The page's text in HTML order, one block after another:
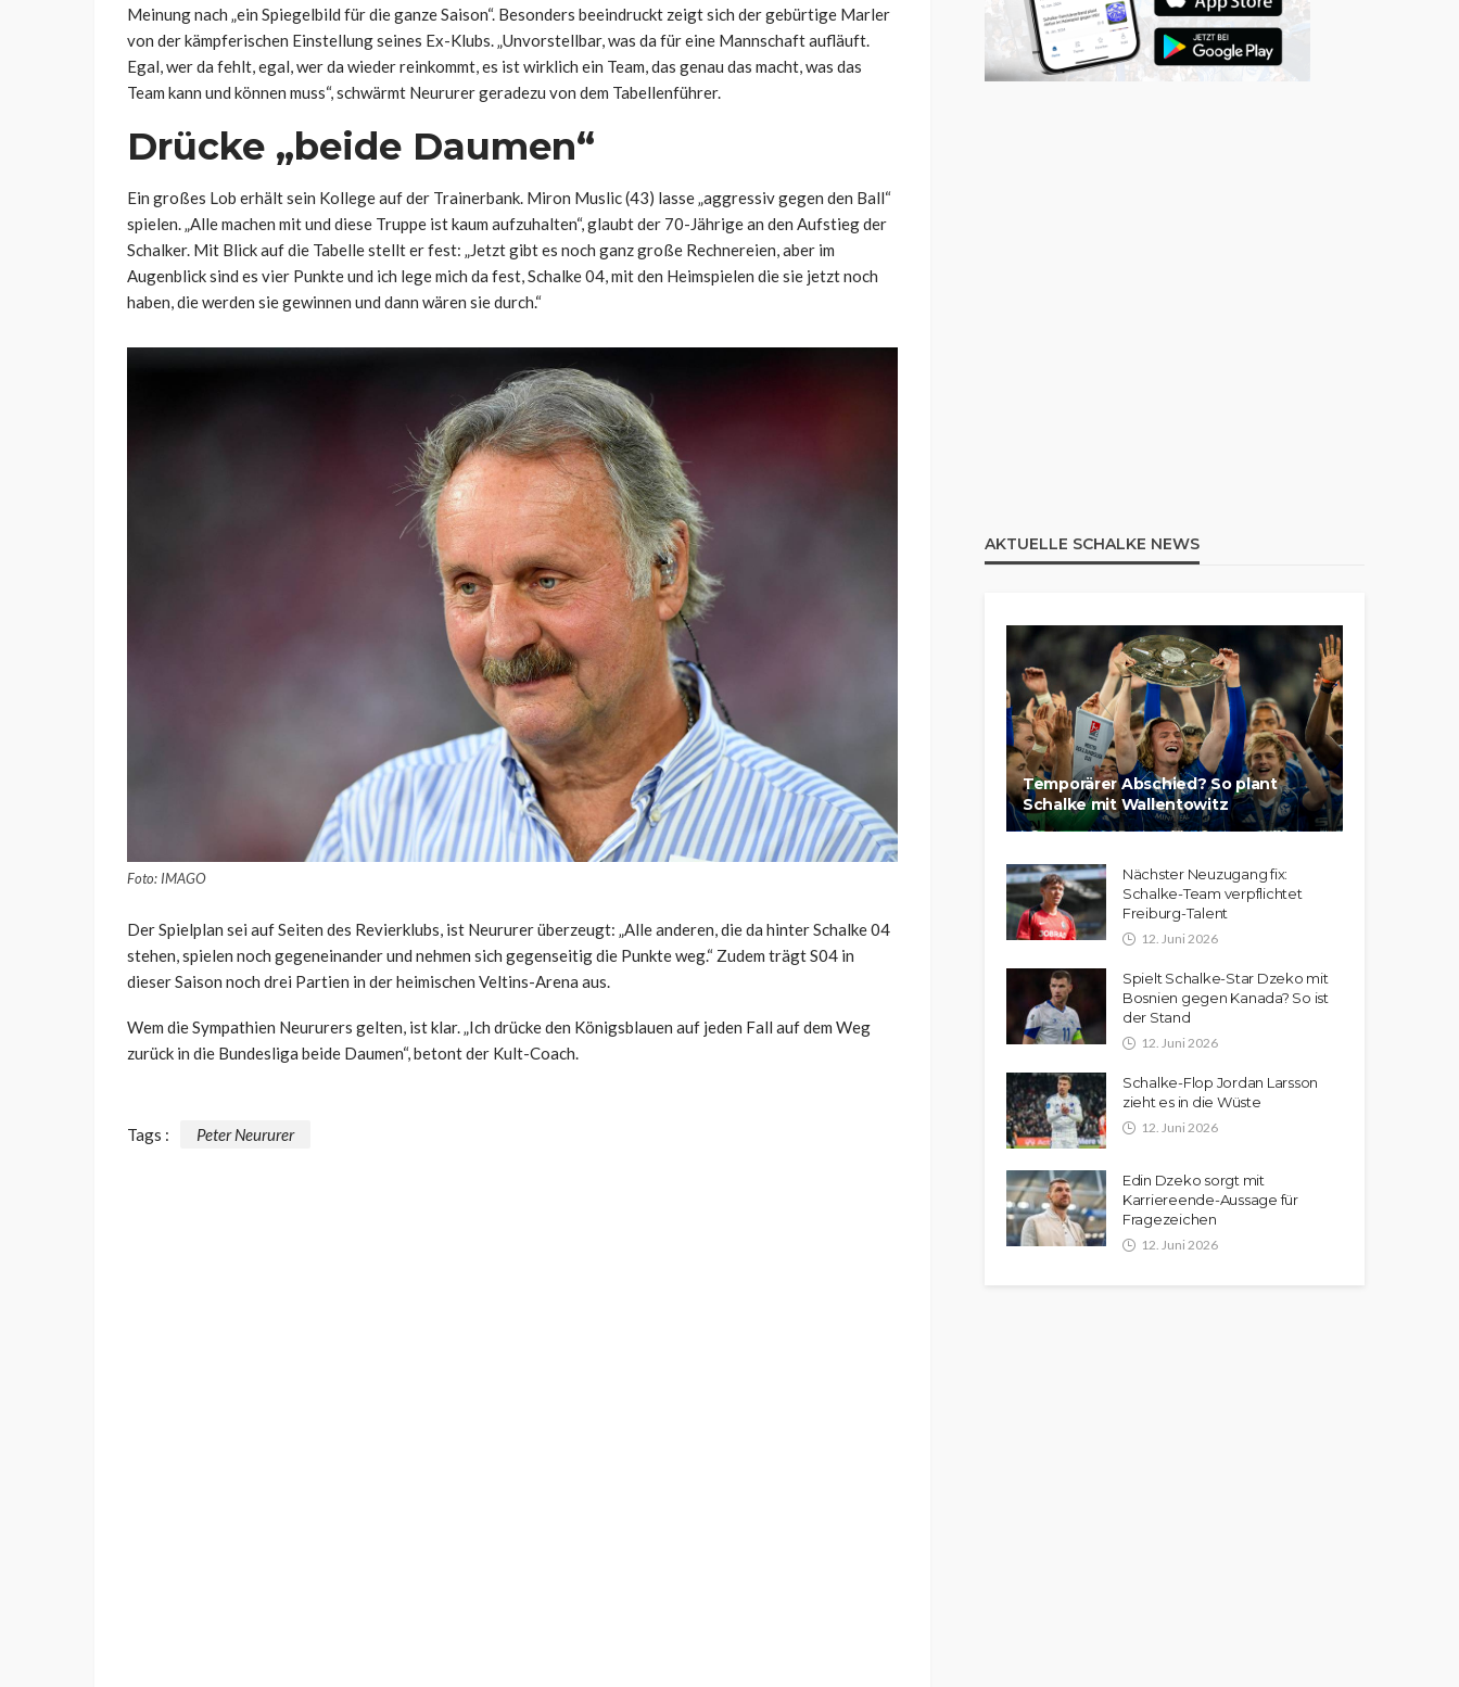
Meinung nach „ein Spiegelbild für die ganze Saison“. Besonders beeindruckt zeigt sich der gebürtige Marler
von der kämpferischen Einstellung seines Ex-Klubs. „Unvorstellbar, was da für eine Mannschaft aufläuft.
Egal, wer da fehlt, egal, wer da wieder reinkommt, es ist wirklich ein Team, das genau das macht, was das
Team kann und können muss“, schwärmt Neururer geradezu von dem Tabellenführer.
Drücke „beide Daumen“
Ein großes Lob erhält sein Kollege auf der Trainerbank. Miron Muslic (43) lasse „aggressiv gegen den Ball“
spielen. „Alle machen mit und diese Truppe ist kaum aufzuhalten“, glaubt der 70-Jährige an den Aufstieg der
Schalker. Mit Blick auf die Tabelle stellt er fest: „Jetzt gibt es noch ganz große Rechnereien, aber im
Augenblick sind es vier Punkte und ich lege mich da fest, Schalke 04, mit den Heimspielen die sie jetzt noch
haben, die werden sie gewinnen und dann wären sie durch.“
Foto: IMAGO
Der Spielplan sei auf Seiten des Revierklubs, ist Neururer überzeugt: „Alle anderen, die da hinter Schalke 04
stehen, spielen noch gegeneinander und nehmen sich gegenseitig die Punkte weg.“ Zudem trägt S04 in
dieser Saison noch drei Partien in der heimischen Veltins-Arena aus.
Wem die Sympathien Neururers gelten, ist klar. „Ich drücke den Königsblauen auf jeden Fall auf dem Weg
zurück in die Bundesliga beide Daumen“, betont der Kult-Coach.
Tags : Peter Neururer
AKTUELLE SCHALKE NEWS
Temporärer Abschied? So plant
Schalke mit Wallentowitz
Nächster Neuzugang fix:
Schalke-Team verpflichtet
Freiburg-Talent
12. Juni 2026
Spielt Schalke-Star Dzeko mit
Bosnien gegen Kanada? So ist
der Stand
12. Juni 2026
Schalke-Flop Jordan Larsson
zieht es in die Wüste
12. Juni 2026
Edin Dzeko sorgt mit
Karriereende-Aussage für
Fragezeichen
12. Juni 2026